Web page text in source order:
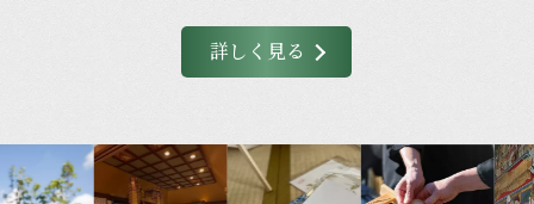
詳しく見る